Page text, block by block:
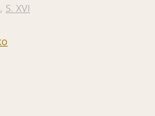
, S. XVI